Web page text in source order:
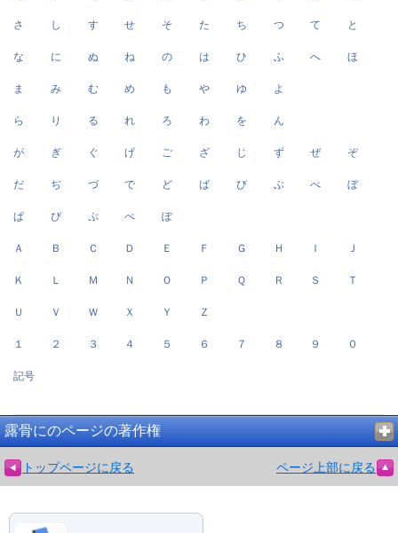
さ し す せ そ た ち つ て と
な に ぬ ね の は ひ ふ へ ほ
ま み む め も や ゆ よ
ら り る れ ろ わ を ん
が ぎ ぐ げ ご ざ じ ず ぜ ぞ
だ ぢ づ で ど ば び ぶ べ ぼ
ぱ ぴ ぷ ぺ ぽ
Ａ Ｂ Ｃ Ｄ Ｅ Ｆ Ｇ Ｈ Ｉ Ｊ
Ｋ Ｌ Ｍ Ｎ Ｏ Ｐ Ｑ Ｒ Ｓ Ｔ
Ｕ Ｖ Ｗ Ｘ Ｙ Ｚ
１ ２ ３ ４ ５ ６ ７ ８ ９ ０
記号
露骨にのページの著作権
トップページに戻る ページ上部に戻る